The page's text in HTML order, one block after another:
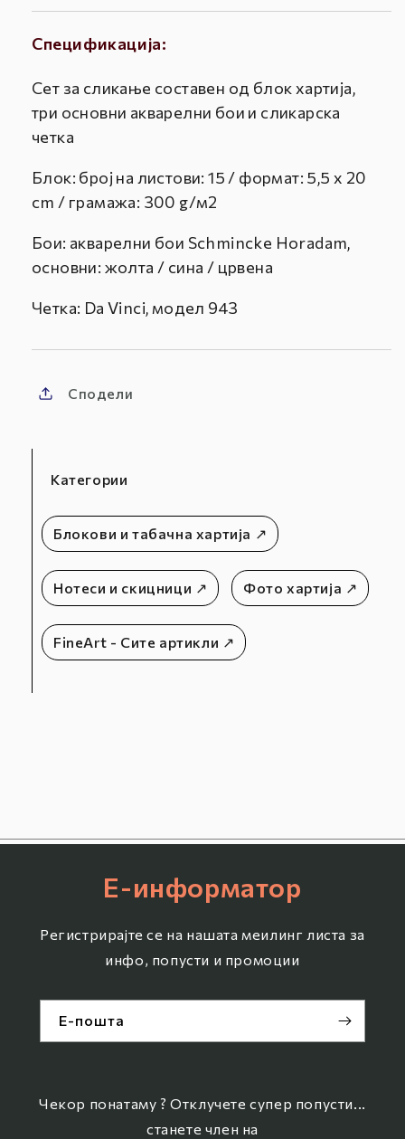
Спецификација:
Сет за сликање составен од блок хартија,
три основни акварелни бои и сликарска
четка
Блок: број на листови: 15 / формат: 5,5 x 20
cm / грамажа: 300 g/м2
Бои: акварелни бои Schmincke Horadam,
основни: жолта / сина / црвена
Четка: Da Vinci, модел 943
Сподели
Категории
Блокови и табачна хартија ↗
Нотеси и скицници ↗ Фото хартија ↗
FineArt - Сите артикли ↗
Е-информатор
Регистрирајте се на нашата меилинг листа за
инфо, попусти и промоции
Е-пошта
Чекор понатаму ? Отклучете супер попусти...
станете член на